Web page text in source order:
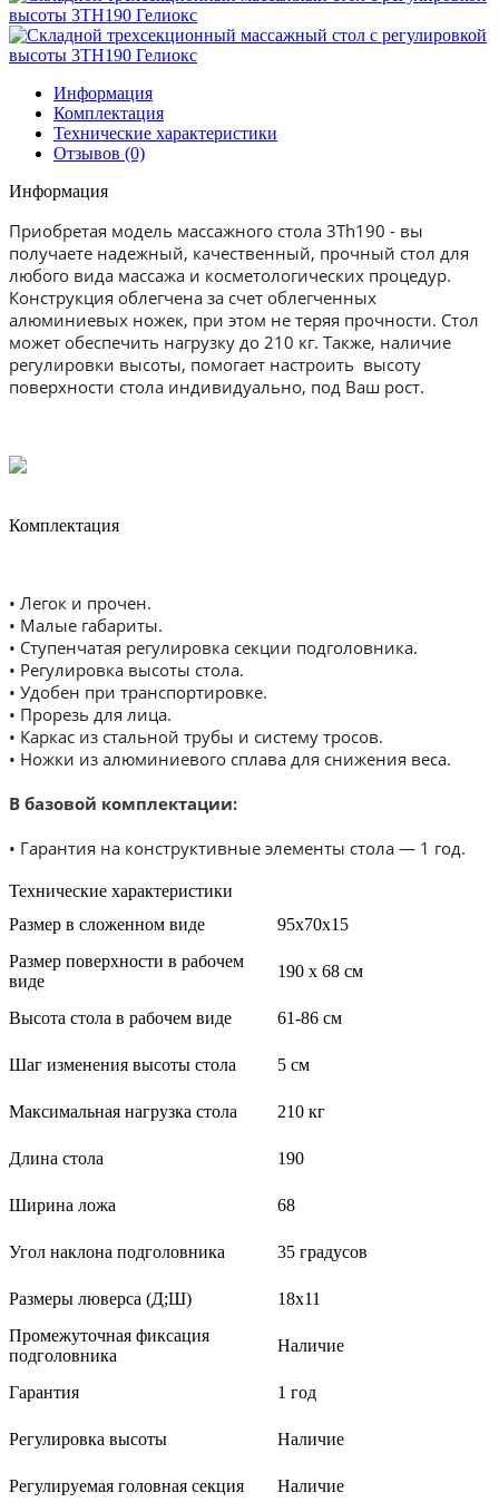
Информация
Комплектация
Технические характеристики
Отзывов (0)
Информация
Приобретая модель массажного стола 3Th190 - вы
получаете надежный, качественный, прочный стол для
любого вида массажа и косметологических процедур.
Конструкция облегчена за счет облегченных
алюминиевых ножек, при этом не теряя прочности. Стол
может обеспечить нагрузку до 210 кг. Также, наличие
регулировки высоты, помогает настроить высоту
поверхности стола индивидуально, под Ваш рост.
Комплектация
• Легок и прочен.
• Малые габариты.
• Ступенчатая регулировка секции подголовника.
• Регулировка высоты стола.
• Удобен при транспортировке.
• Прорезь для лица.
• Каркас из стальной трубы и систему тросов.
• Ножки из алюминиевого сплава для снижения веса.
В базовой комплектации:
• Гарантия на конструктивные элементы стола — 1 год.
Технические характеристики
Размер в сложенном виде
95х70х15
Размер поверхности в рабочем
виде
190 х 68 см
Высота стола в рабочем виде 61-86 см
Шаг изменения высоты стола 5 см
Максимальная нагрузка стола 210 кг
Длина стола 190
Ширина ложа 68
Угол наклона подголовника 35 градусов
Размеры люверса (Д;Ш)
18х11
Промежуточная фиксация
подголовника
Наличие
Гарантия 1 год
Регулировка высоты Наличие
Регулируемая головная секция Наличие